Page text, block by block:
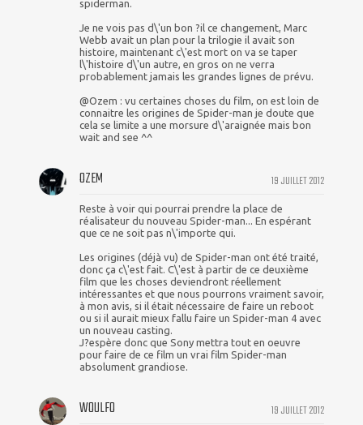
spiderman.
Je ne vois pas d\'un bon ?il ce changement, Marc
Webb avait un plan pour la trilogie il avait son
histoire, maintenant c\'est mort on va se taper
l\'histoire d\'un autre, en gros on ne verra
probablement jamais les grandes lignes de prévu.
@Ozem : vu certaines choses du film, on est loin de
connaitre les origines de Spider-man je doute que
cela se limite a une morsure d\'araignée mais bon
wait and see ^^
19 JUILLET 2012
OZEM
Reste à voir qui pourrai prendre la place de
réalisateur du nouveau Spider-man... En espérant
que ce ne soit pas n\'importe qui.
Les origines (déjà vu) de Spider-man ont été traité,
donc ça c\'est fait. C\'est à partir de ce deuxième
film que les choses deviendront réellement
intéressantes et que nous pourrons vraiment savoir,
à mon avis, si il était nécessaire de faire un reboot
ou si il aurait mieux fallu faire un Spider-man 4 avec
un nouveau casting.
J?espère donc que Sony mettra tout en oeuvre
pour faire de ce film un vrai film Spider-man
absolument grandiose.
19 JUILLET 2012
WOULFO